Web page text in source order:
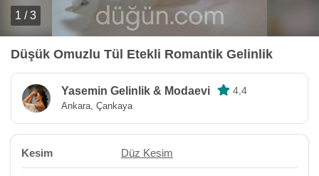
1 / 3
Düşük Omuzlu Tül Etekli Romantik Gelinlik
Yasemin Gelinlik & Modaevi 4,4
Ankara, Çankaya
Kesim Düz Kesim